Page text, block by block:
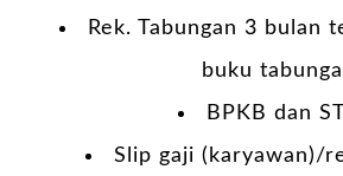
Rek. Tabungan 3 bulan
buku
BPKB dan
Slip gaji (karyawan)/